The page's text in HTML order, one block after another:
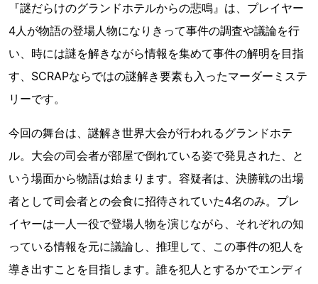
『謎だらけのグランドホテルからの悲鳴』は、プレイヤー
4人が物語の登場人物になりきって事件の調査や議論を行
い、時には謎を解きながら情報を集めて事件の解明を目指
す、SCRAPならではの謎解き要素も入ったマーダーミステ
リーです。
今回の舞台は、謎解き世界大会が行われるグランドホテ
ル。大会の司会者が部屋で倒れている姿で発見された、と
いう場面から物語は始まります。容疑者は、決勝戦の出場
者として司会者との会食に招待されていた4名のみ。プレ
イヤーは一人一役で登場人物を演じながら、それぞれの知
っている情報を元に議論し、推理して、この事件の犯人を
導き出すことを目指します。誰を犯人とするかでエンディ